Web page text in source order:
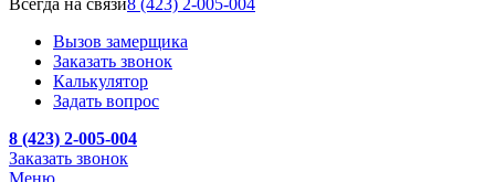
Всегда на связи8 (423) 2-005-004
Вызов замерщика
Заказать звонок
Калькулятор
Задать вопрос
8 (423) 2-005-004
Заказать звонок
Меню